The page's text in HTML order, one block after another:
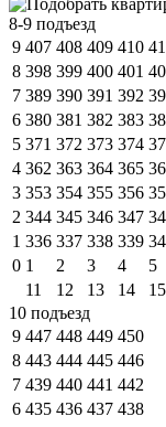
8-9 подъезд
9 407 408 409 410
8 398 399 400 401
7 389 390 391 392
6 380 381 382 383
5 371 372 373 374
4 362 363 364 365
3 353 354 355 356
2 344 345 346 347
1 336 337 338 339
0 1 2 3 4 5
11
12 13 14 15
10 подъезд
9 447 448 449 450
8 443 444 445 446
7 439 440 441 442
6 435 436 437 438